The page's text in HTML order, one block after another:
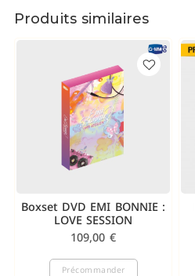
Produits similaires
Boxset DVD EMI BONNIE :
LOVE SESSION
109,00 €
Précommander